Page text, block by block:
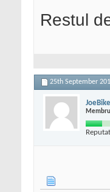
Restul
25th September